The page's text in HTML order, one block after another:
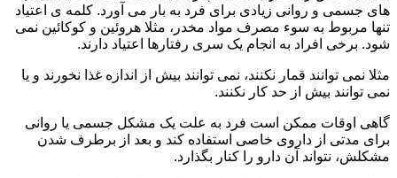
های جسمی و روانی زیادی برای فرد به بار می آورد. کلمه ی اعتیاد
تنها مربوط به سوء مصرف مواد مخدر، مثلا هروئین و کوکائین نمی
شود. برخی افراد به انجام یک سری رفتارها اعتیاد دارند.
مثلا نمی توانند قمار نکنند، نمی توانند بیش از اندازه غذا نخورند و یا
نمی توانند بیش از حد کار نکنند.
گاهی اوقات ممکن است فرد به علت یک مشکل جسمی یا روانی
برای مدتی از داروی خاصی استفاده کند و بعد از برطرف شدن
مشکلش، نتواند آن دارو را کنار بگذارد.